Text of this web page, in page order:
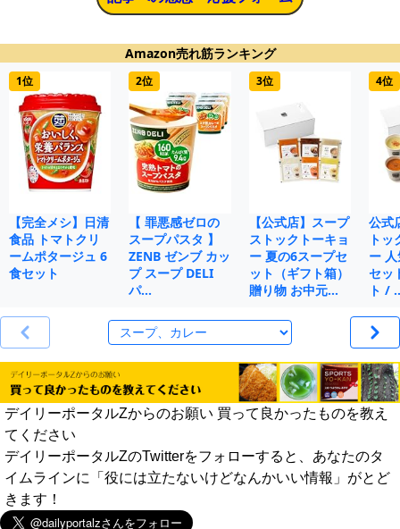
Amazon売れ筋ランキング
1位
【完全メシ】日清
食品 トマトクリ
ームポタージュ 6
食セット
2位
【 罪悪感ゼロの
スープパスタ 】
ZENB ゼンブ カッ
プ スープ DELI
パ…
3位
【公式店】スープ
ストックトーキョ
ー 夏の6スープセ
ット（ギフト箱）
贈り物 お中元…
4位
公式
ト
ー
セッ
ト /
デイリーポータルZからのお願い 買って良かったものを教え
てください
デイリーポータルZのTwitterをフォローすると、あなたのタ
イムラインに「役には立たないけどなんかいい情報」がとど
きます！